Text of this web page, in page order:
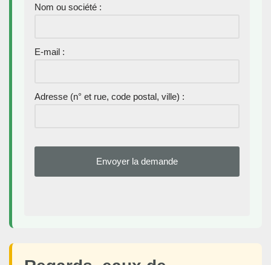
Nom ou société :
E-mail :
Adresse (n° et rue, code postal, ville) :